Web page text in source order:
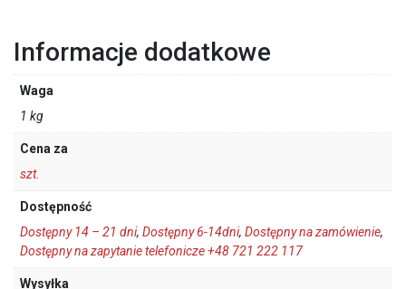
Informacje dodatkowe
Waga
1 kg
Cena za
szt.
Dostępność
Dostępny 14 – 21 dni, Dostępny 6-14dni, Dostępny na zamówienie,
Dostępny na zapytanie telefonicze +48 721 222 117
Wysyłka